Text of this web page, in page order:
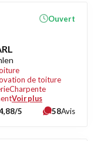
de toiture
Charpente
Voir plus
Ouvert
5 58Avis